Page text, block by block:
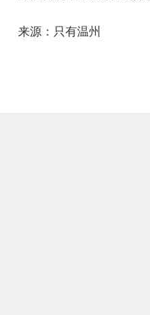
来源：只有温州